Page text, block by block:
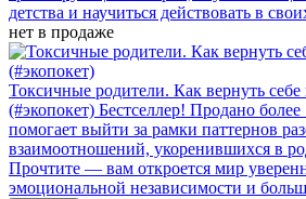
детства и научиться действовать в
нет в продаже
Токсичные родители. Как вернуть
(#экопокет) Бестселлер! Продано
помогает выйти за рамки паттернов
взаимоотношений, укоренившихся в
Прочтите — вам откроется мир
эмоциональной независимости и